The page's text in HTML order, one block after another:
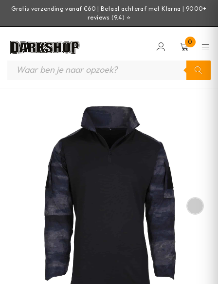
Gratis verzending vanaf €60 | Betaal achteraf met Klarna | 9000+
reviews (9.4) ⭐
0